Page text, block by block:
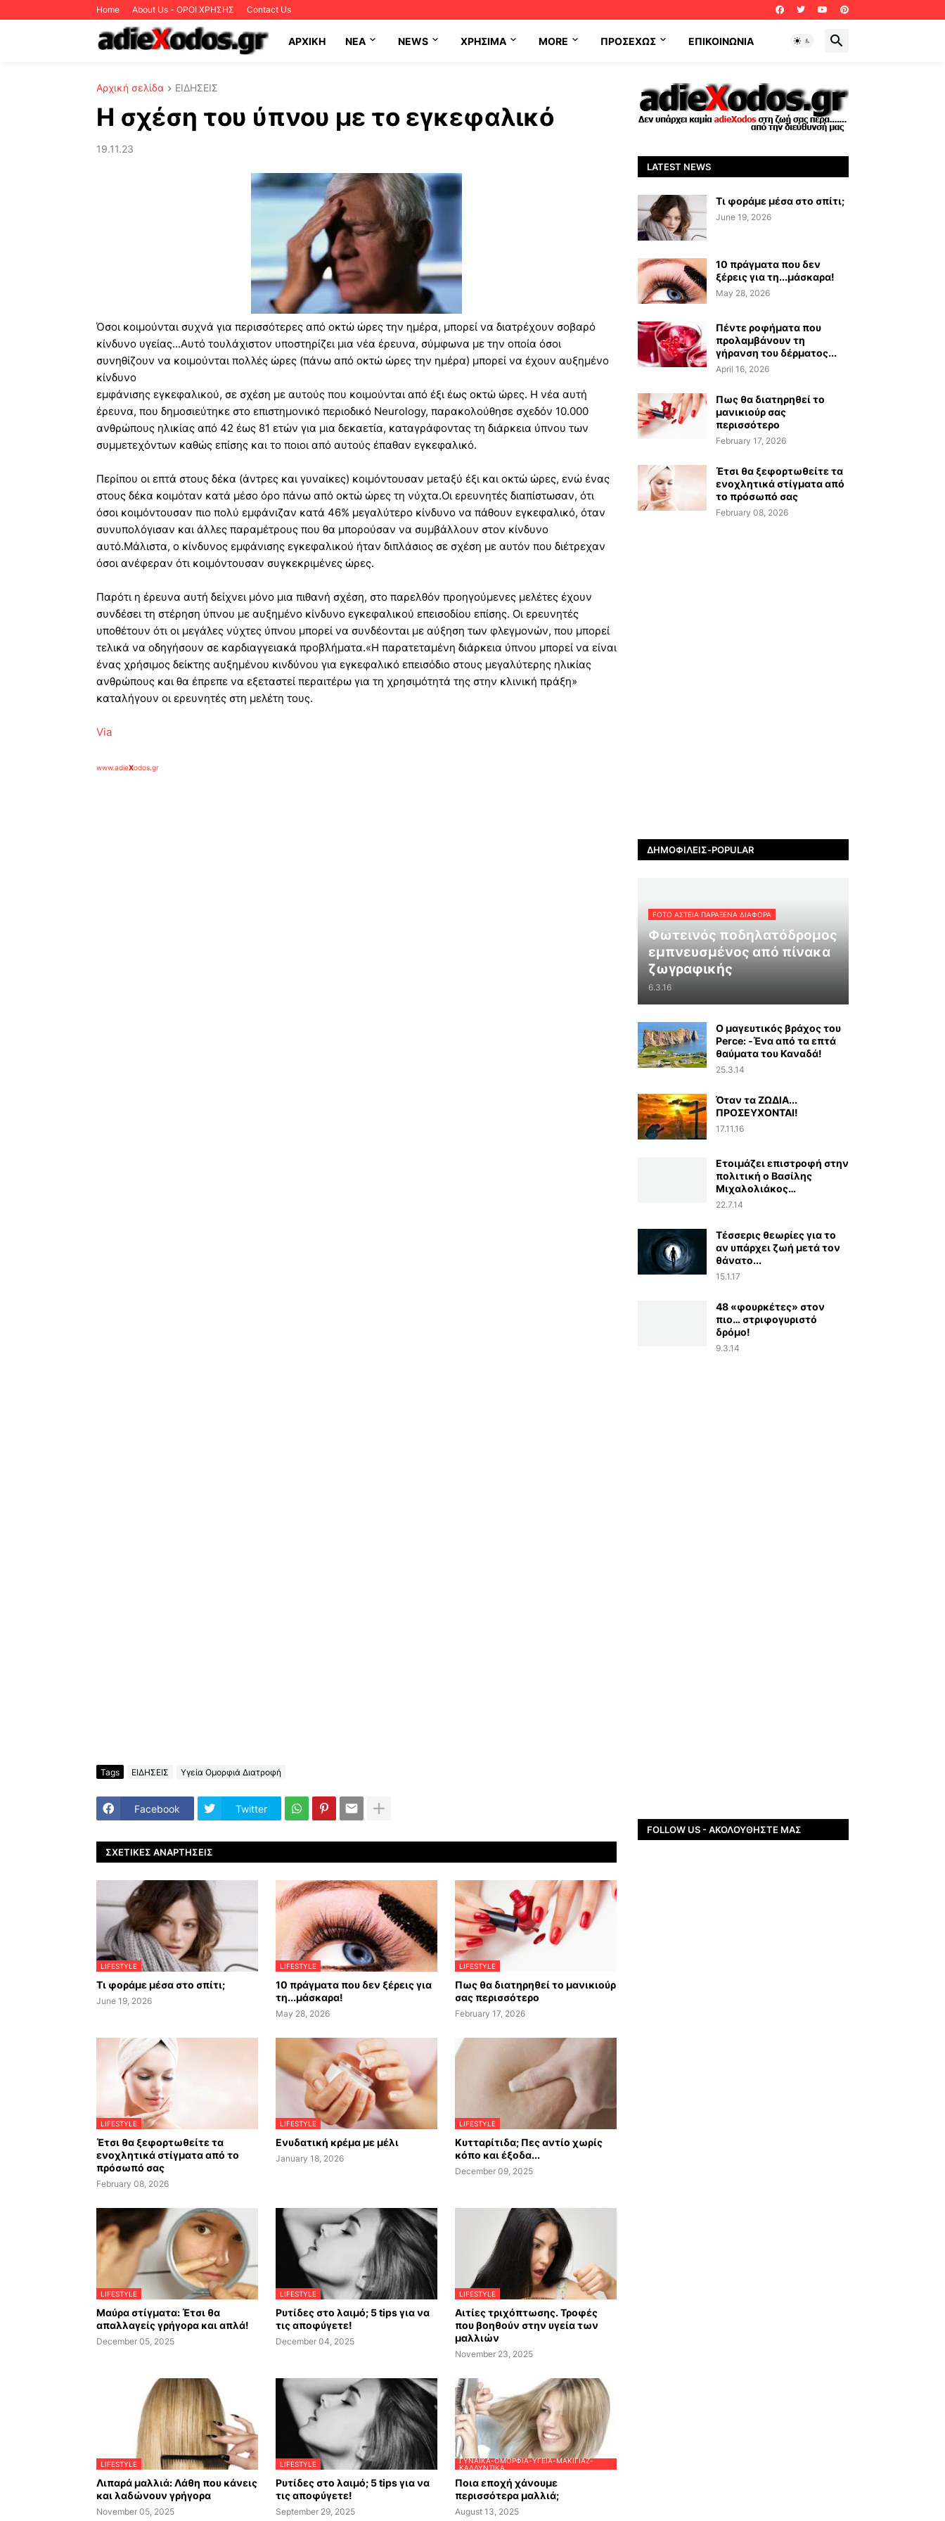
Home About Us - ΟΡΟΙ ΧΡΗΣΗΣ Contact Us
ΑΡΧΙΚΗ NEA NEWS ΧΡΉΣΙΜΑ MORE ΠΡΟΣΕΧΩΣ ΕΠΙΚΟΙΝΩΝΊΑ
Αρχική σελίδα ΕΙΔΗΣΕΙΣ
Η σχέση του ύπνου με το εγκεφαλικό
19.11.23
Όσοι κοιμούνται συχνά για περισσότερες από οκτώ ώρες την ημέρα, μπορεί να διατρέχουν σοβαρό
κίνδυνο υγείας...Αυτό τουλάχιστον υποστηρίζει μια νέα έρευνα, σύμφωνα με την οποία όσοι
συνηθίζουν να κοιμούνται πολλές ώρες (πάνω από οκτώ ώρες την ημέρα) μπορεί να έχουν αυξημένο
κίνδυνο
εμφάνισης εγκεφαλικού, σε σχέση με αυτούς που κοιμούνται από έξι έως οκτώ ώρες. Η νέα αυτή
έρευνα, που δημοσιεύτηκε στο επιστημονικό περιοδικό Neurology, παρακολούθησε σχεδόν 10.000
ανθρώπους ηλικίας από 42 έως 81 ετών για μια δεκαετία, καταγράφοντας τη διάρκεια ύπνου των
συμμετεχόντων καθώς επίσης και το ποιοι από αυτούς έπαθαν εγκεφαλικό.
Περίπου οι επτά στους δέκα (άντρες και γυναίκες) κοιμόντουσαν μεταξύ έξι και οκτώ ώρες, ενώ ένας
στους δέκα κοιμόταν κατά μέσο όρο πάνω από οκτώ ώρες τη νύχτα.Οι ερευνητές διαπίστωσαν, ότι
όσοι κοιμόντουσαν πιο πολύ εμφάνιζαν κατά 46% μεγαλύτερο κίνδυνο να πάθουν εγκεφαλικό, όταν
συνυπολόγισαν και άλλες παραμέτρους που θα μπορούσαν να συμβάλλουν στον κίνδυνο
αυτό.Μάλιστα, ο κίνδυνος εμφάνισης εγκεφαλικού ήταν διπλάσιος σε σχέση με αυτόν που διέτρεχαν
όσοι ανέφεραν ότι κοιμόντουσαν συγκεκριμένες ώρες.
Παρότι η έρευνα αυτή δείχνει μόνο μια πιθανή σχέση, στο παρελθόν προηγούμενες μελέτες έχουν
συνδέσει τη στέρηση ύπνου με αυξημένο κίνδυνο εγκεφαλικού επεισοδίου επίσης. Οι ερευνητές
υποθέτουν ότι οι μεγάλες νύχτες ύπνου μπορεί να συνδέονται με αύξηση των φλεγμονών, που μπορεί
τελικά να οδηγήσουν σε καρδιαγγειακά προβλήματα.«Η παρατεταμένη διάρκεια ύπνου μπορεί να είναι
ένας χρήσιμος δείκτης αυξημένου κινδύνου για εγκεφαλικό επεισόδιο στους μεγαλύτερης ηλικίας
ανθρώπους και θα έπρεπε να εξεταστεί περαιτέρω για τη χρησιμότητά της στην κλινική πράξη»
καταλήγουν οι ερευνητές στη μελέτη τους.
Via
www.adieXodos.gr
Tags ΕΙΔΗΣΕΙΣ Υγεία Ομορφιά Διατροφή
Facebook Twitter
ΣΧΕΤΙΚΈΣ ΑΝΑΡΤΉΣΕΙΣ
LIFESTYLE
Τι φοράμε μέσα στο σπίτι;
June 19, 2026
LIFESTYLE
10 πράγματα που δεν ξέρεις για
τη...μάσκαρα!
May 28, 2026
LIFESTYLE
Πως θα διατηρηθεί το μανικιούρ
σας περισσότερο
February 17, 2026
LIFESTYLE
Έτσι θα ξεφορτωθείτε τα
ενοχλητικά στίγματα από το
πρόσωπό σας
February 08, 2026
LIFESTYLE
Ενυδατική κρέμα με μέλι
January 18, 2026
LIFESTYLE
Κυτταρίτιδα; Πες αντίο χωρίς
κόπο και έξοδα...
December 09, 2025
LIFESTYLE
Μαύρα στίγματα: Έτσι θα
απαλλαγείς γρήγορα και απλά!
December 05, 2025
LIFESTYLE
Ρυτίδες στο λαιμό; 5 tips για να
τις αποφύγετε!
December 04, 2025
LIFESTYLE
Αιτίες τριχόπτωσης. Τροφές
που βοηθούν στην υγεία των
μαλλιών
November 23, 2025
LIFESTYLE
Λιπαρά μαλλιά: Λάθη που κάνεις
και λαδώνουν γρήγορα
November 05, 2025
LIFESTYLE
Ρυτίδες στο λαιμό; 5 tips για να
τις αποφύγετε!
September 29, 2025
ΓΥΝΑΊΚΑ-ΟΜΟΡΦΙΆ-ΥΓΕΊΑ-ΜΑΚΙΓΙΆΖ-
ΚΑΛΛΥΝΤΙΚΆ
Ποια εποχή χάνουμε
περισσότερα μαλλιά;
August 13, 2025
LATEST NEWS
Τι φοράμε μέσα στο σπίτι;
June 19, 2026
10 πράγματα που δεν
ξέρεις για τη...μάσκαρα!
May 28, 2026
Πέντε ροφήματα που
προλαμβάνουν τη
γήρανση του δέρματος...
April 16, 2026
Πως θα διατηρηθεί το
μανικιούρ σας
περισσότερο
February 17, 2026
Έτσι θα ξεφορτωθείτε τα
ενοχλητικά στίγματα από
το πρόσωπό σας
February 08, 2026
ΔΗΜΟΦΙΛΕΊΣ-POPULAR
FOTO ΑΣΤΕΙΑ ΠΑΡΑΞΕΝΑ ΔΙΑΦΟΡΑ
Φωτεινός ποδηλατόδρομος
εμπνευσμένος από πίνακα
ζωγραφικής
6.3.16
Ο μαγευτικός βράχος του
Perce: -Ένα από τα επτά
θαύματα του Καναδά!
25.3.14
Όταν τα ΖΩΔΙΑ...
ΠΡΟΣΕΥΧΟΝΤΑΙ!
17.11.16
Ετοιμάζει επιστροφή στην
πολιτική ο Βασίλης
Μιχαλολιάκος…
22.7.14
Τέσσερις θεωρίες για το
αν υπάρχει ζωή μετά τον
θάνατο...
15.1.17
48 «φουρκέτες» στον
πιο… στριφογυριστό
δρόμο!
9.3.14
FOLLOW US - ΑΚΟΛΟΥΘΉΣΤΕ ΜΑΣ